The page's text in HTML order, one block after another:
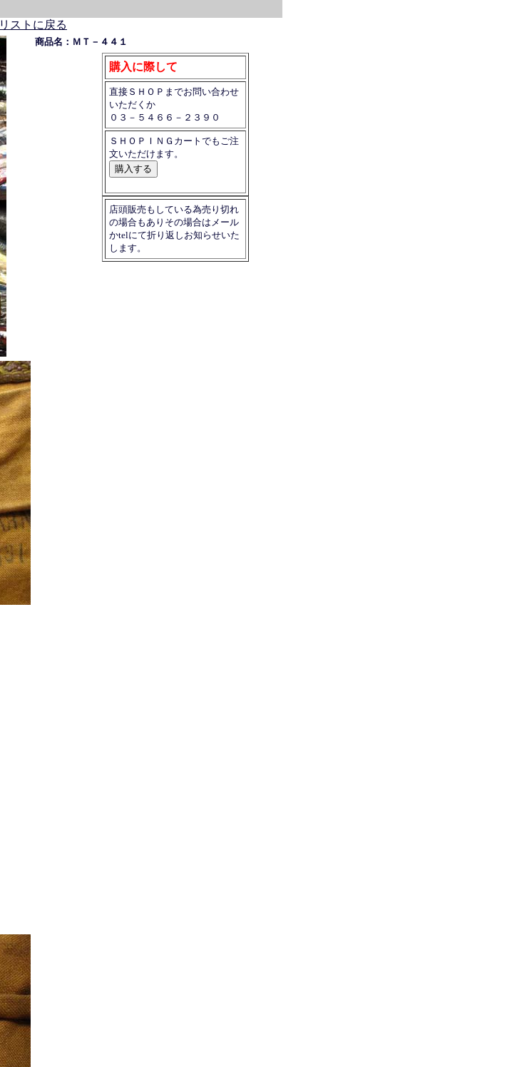
リストに戻る
商品名：ＭＴ－４４１
購入に際して
直接ＳＨＯＰまでお問い合わせ
いただくか
０３－５４６６－２３９０
ＳＨＯＰＩＮＧカートでもご注
文いただけます。
店頭販売もしている為売り切れ
の場合もありその場合はメール
かtelにて折り返しお知らせいた
します。